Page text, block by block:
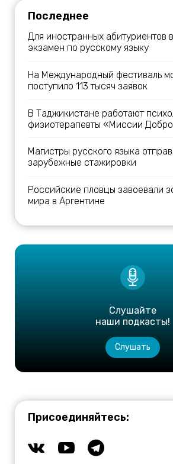
Последнее
Для иностранных абитуриентов
экзамен по русскому языку
На Международный фестиваль
поступило 113 тысяч заявок
В Таджикистане работают
физиотерапевты «Миссии
Магистры русского языка
зарубежные стажировки
Российские пловцы завоевали
мира в Аргентине
Слушайте
наши подкасты!
Слушать
Присоединяйтесь: